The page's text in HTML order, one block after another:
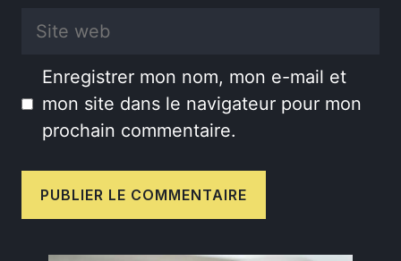
Site
Enregistrer mon nom, mon e-mail et
mon site dans le navigateur pour mon
prochain commentaire.